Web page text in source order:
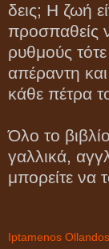
δεις; Η ζωή
προσπαθείς
ρυθμούς
απέραντη
κάθε πέτρα
Όλο το
γαλλικά,
μπορείτε να
Iptamenos Ollandos